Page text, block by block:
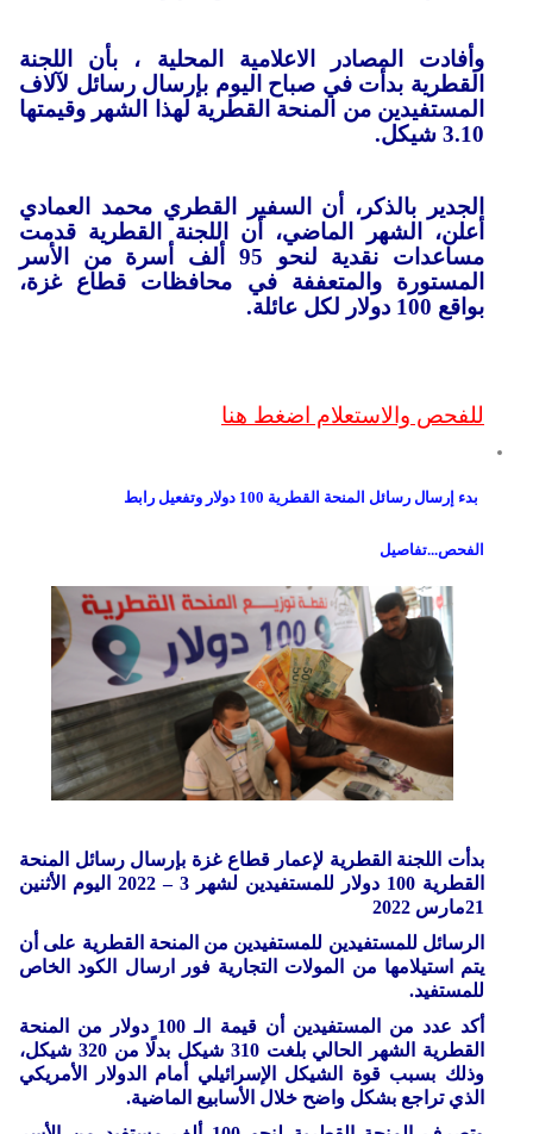
وأفادت المصادر الاعلامية المحلية ، بأن اللجنة
القطرية بدأت في صباح اليوم بإرسال رسائل لآلاف
المستفيدين من المنحة القطرية لهذا الشهر وقيمتها
3.10 شيكل.
الجدير بالذكر، أن السفير القطري محمد العمادي
أعلن، الشهر الماضي، أن اللجنة القطرية قدمت
مساعدات نقدية لنحو 95 ألف أسرة من الأسر
المستورة والمتعففة في محافظات قطاع غزة،
بواقع 100 دولار لكل عائلة.
للفحص والاستعلام اضغط هنا
بدء إرسال رسائل المنحة القطرية 100 دولار وتفعيل رابط
الفحص...تفاصيل
بدأت اللجنة القطرية لإعمار قطاع غزة بإرسال رسائل المنحة
القطرية 100 دولار للمستفيدين لشهر 3 – 2022 اليوم الأثنين
21مارس 2022
الرسائل للمستفيدين للمستفيدين من المنحة القطرية على أن
يتم استيلامها من المولات التجارية فور ارسال الكود الخاص
للمستفيد.
أكد عدد من المستفيدين أن قيمة الـ 100 دولار من المنحة
القطرية الشهر الحالي بلغت 310 شيكل بدلًا من 320 شيكل،
وذلك بسبب قوة الشيكل الإسرائيلي أمام الدولار الأمريكي
الذي تراجع بشكل واضح خلال الأسابيع الماضية.